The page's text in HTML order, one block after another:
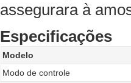
assegurara à
Especificações
Modelo
Modo de controle